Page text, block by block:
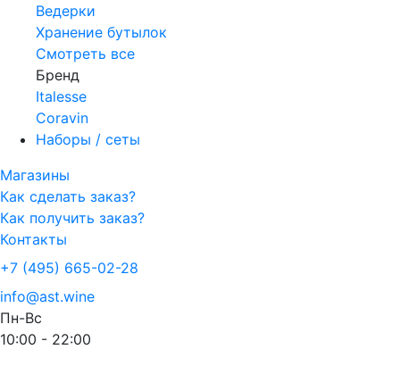
Ведерки
Хранение бутылок
Смотреть все
Бренд
Italesse
Coravin
Наборы / сеты
Магазины
Как сделать заказ?
Как получить заказ?
Контакты
+7 (495) 665-02-28
info@ast.wine
Пн-Вс
10:00 - 22:00